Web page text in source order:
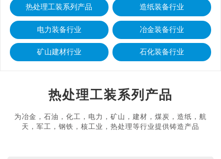
热处理工装系列产品 造纸装备行业
电力装备行业 冶金装备行业
矿山建材行业 石化装备行业
热处理工装系列产品
为冶金，石油，化工，电力，矿山，建材，煤炭，造纸，航
天，军工，钢铁，核工业，热处理等行业提供铸造产品